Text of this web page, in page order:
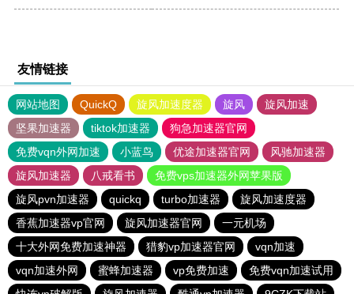
友情链接
网站地图 QuickQ 旋风加速度器 旋风
旋风加速
坚果加速器
tiktok加速器
狗急加速器官网
免费vqn外网加速
小蓝鸟 优途加速器官网
风驰加速器
旋风加速器
八戒看书
免费vps加速器外网苹果版
旋风pvn加速器
quickq turbo加速器
旋风加速度器
香蕉加速器vp官网
旋风加速器官网
一元机场
十大外网免费加速神器
猎豹vp加速器官网
vqn加速
vqn加速外网
蜜蜂加速器 vp免费加速
免费vqn加速试用